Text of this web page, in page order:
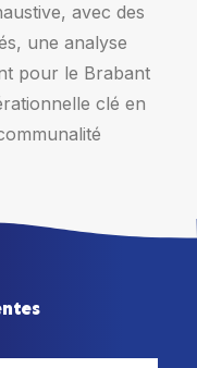
avec des
une analyse
pour le Brabant
clé en